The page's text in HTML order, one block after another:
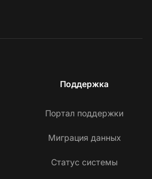
Поддержка
Портал поддержки
Миграция данных
Статус системы